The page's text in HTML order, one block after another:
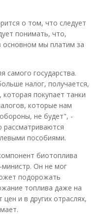
о том, что следует
понимать, что,
основном мы платим за
самого государства.
налог, получается,
покупает танки
которые нам
не будет", -
рассматриваются
пособиями.
биотоплива
министр. Он не мог
подорожать
топлива даже на
и в других отраслях,